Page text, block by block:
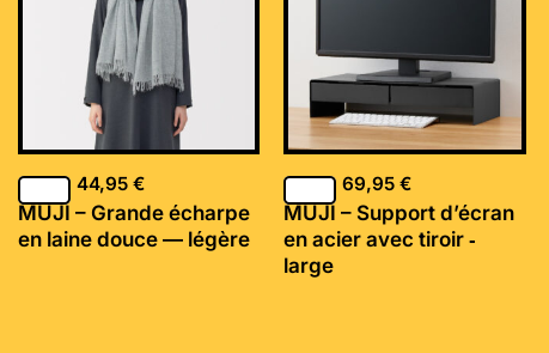
44,95 €
MUJI – Grande écharpe
en laine douce — légère
69,95€
MUJI – Support d’écran
en acier avec tiroir ‐
large